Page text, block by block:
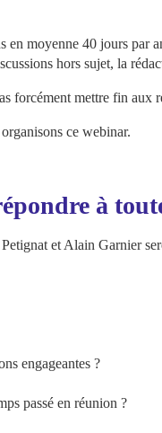
en moyenne 40 jours par
hors sujet, la
forcément mettre fin aux
ce webinar.
à
et Alain Garnier
engageantes ?
passé en réunion ?